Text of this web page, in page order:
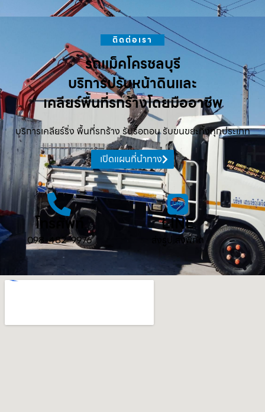
ติดต่อเรา
รถแม็คโครชลบุรี
บริการปรับหน้าดินและ
เคลียร์พื้นที่รกร้างโดยมืออาชีพ
บริการเคลียร์ริ่ง พื้นที่รกร้าง รับรื้อถอน รับขนขยะทิ้งทุกประเภท
เปิดแผนที่นำทาง
โทรศัพท์
098-482-9976
LINE
ส่งรูป ส่งพิกัด